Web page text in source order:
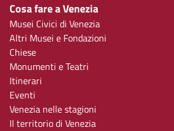
Cosa fare a Venezia
Musei Civici di Venezia
Altri Musei e Fondazioni
Chiese
Monumenti e Teatri
Itinerari
Eventi
Venezia nelle stagioni
Il territorio di Venezia